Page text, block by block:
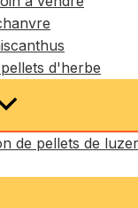
d'herbe
de pellets de